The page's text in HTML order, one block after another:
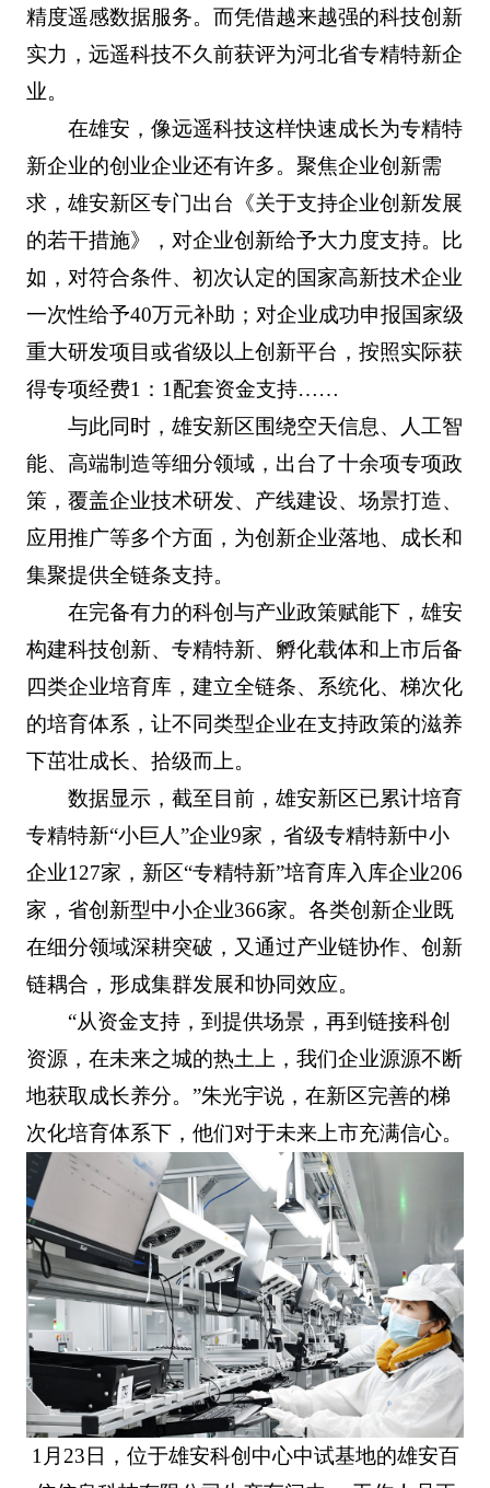
精度遥感数据服务。而凭借越来越强的科技创新
实力，远遥科技不久前获评为河北省专精特新企
业。
在雄安，像远遥科技这样快速成长为专精特
新企业的创业企业还有许多。聚焦企业创新需
求，雄安新区专门出台《关于支持企业创新发展
的若干措施》，对企业创新给予大力度支持。比
如，对符合条件、初次认定的国家高新技术企业
一次性给予40万元补助；对企业成功申报国家级
重大研发项目或省级以上创新平台，按照实际获
得专项经费1：1配套资金支持……
与此同时，雄安新区围绕空天信息、人工智
能、高端制造等细分领域，出台了十余项专项政
策，覆盖企业技术研发、产线建设、场景打造、
应用推广等多个方面，为创新企业落地、成长和
集聚提供全链条支持。
在完备有力的科创与产业政策赋能下，雄安
构建科技创新、专精特新、孵化载体和上市后备
四类企业培育库，建立全链条、系统化、梯次化
的培育体系，让不同类型企业在支持政策的滋养
下茁壮成长、拾级而上。
数据显示，截至目前，雄安新区已累计培育
专精特新“小巨人”企业9家，省级专精特新中小
企业127家，新区“专精特新”培育库入库企业206
家，省创新型中小企业366家。各类创新企业既
在细分领域深耕突破，又通过产业链协作、创新
链耦合，形成集群发展和协同效应。
“从资金支持，到提供场景，再到链接科创
资源，在未来之城的热土上，我们企业源源不断
地获取成长养分。”朱光宇说，在新区完善的梯
次化培育体系下，他们对于未来上市充满信心。
1月23日，位于雄安科创中心中试基地的雄安百